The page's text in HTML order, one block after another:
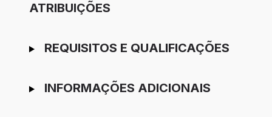
ATRIBUIÇÕES
REQUISITOS E QUALIFICAÇÕES
INFORMAÇÕES ADICIONAIS